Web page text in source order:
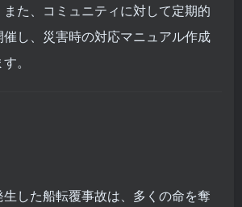
た、コミュニティに対して定期的
し、災害時の対応マニュアル作成
。
した船転覆事故は、多くの命を奪